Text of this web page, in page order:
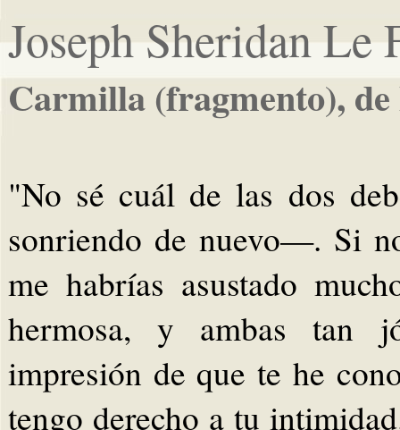
Joseph Sheridan Le
Carmilla (fragmento), de
"No sé cuál de las dos
sonriendo de nuevo—. Si
me habrías asustado
hermosa, y ambas tan
impresión de que te he
tengo derecho a tu